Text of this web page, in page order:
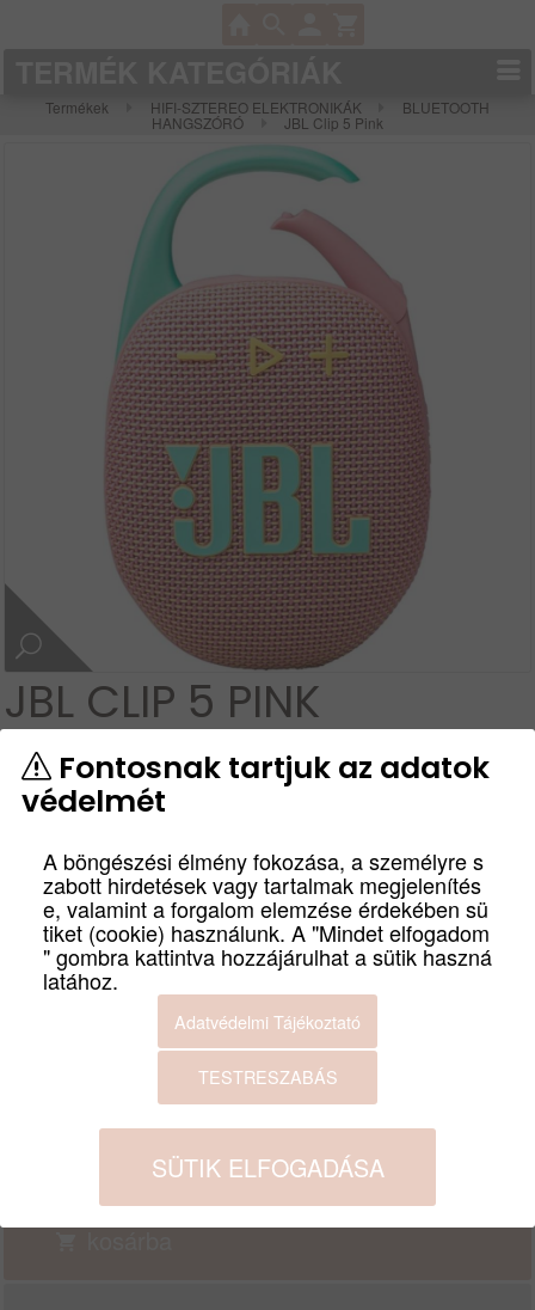
Termékek HIFI-SZTEREO ELEKTRONIKÁK BLUETOOTH
HANGSZÓRÓ JBL Clip 5 Pink
JBL CLIP 5 PINK
JBLCLIP5PINK
JBL CLIP 5 HORDOZHATÓ BLUETOOTH
HANGSUGÁRZÓ. Egyetlen feltöltéssel akár 12 órányi
be van kapcsolva. Ha már a külvilágról beszélünk, az IP67
tanúsítvánnyal rendelkezik, víz- és porálló, így természetes,
hogy a következő túrára vagy kempingezésre is magaddal
viheted.
Termék leírás
SZÍN AKCIÓ / ÚJDONSÁG
DB
Fontosnak tartjuk az adatok
védelmét
A böngészési élmény fokozása, a személyre s
zabott hirdetések vagy tartalmak megjelenítés
e, valamint a forgalom elemzése érdekében sü
tiket (cookie) használunk. A "Mindet elfogadom
" gombra kattintva hozzájárulhat a sütik haszná
latához.
Adatvédelmi Tájékoztató
TESTRESZABÁS
SÜTIK ELFOGADÁSA